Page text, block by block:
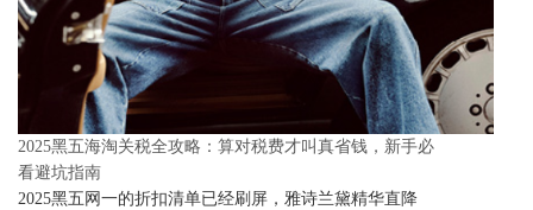
2025黑五海淘关税全攻略：算对税费才叫真省钱，新手必
看避坑指南
2025黑五网一的折扣清单已经刷屏，雅诗兰黛精华直降